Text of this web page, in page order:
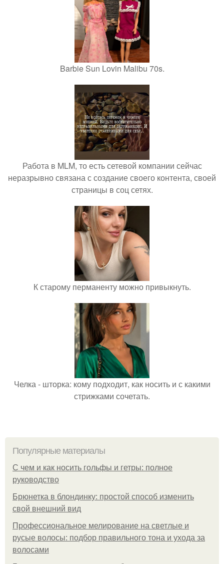
Barbie Sun Lovin Malibu 70s.
Работа в MLM, то есть сетевой компании сейчас
неразрывно связана с создание своего контента, своей
страницы в соц сетях.
К старому перманенту можно привыкнуть.
Челка - шторка: кому подходит, как носить и с какими
стрижками сочетать.
Популярные материалы
С чем и как носить гольфы и гетры: полное
руководство
Брюнетка в блондинку: простой способ изменить
свой внешний вид
Профессиональное мелирование на светлые и
русые волосы: подбор правильного тона и ухода за
волосами